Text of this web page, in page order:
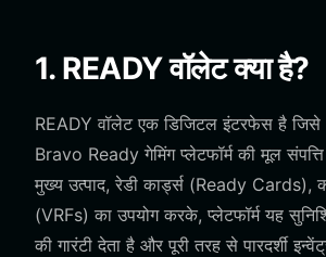
1. READY वॉलेट क्या है?
READY वॉलेट एक डिजिटल इंटरफेस है जिसे
Bravo Ready गेमिंग प्लेटफॉर्म की मूल
मुख्य उत्पाद, रेडी कार्ड्स (Ready Cards),
(VRFs) का उपयोग करके, प्लेटफॉर्म यह
की गारंटी देता है और पूरी तरह से पारदर्शी